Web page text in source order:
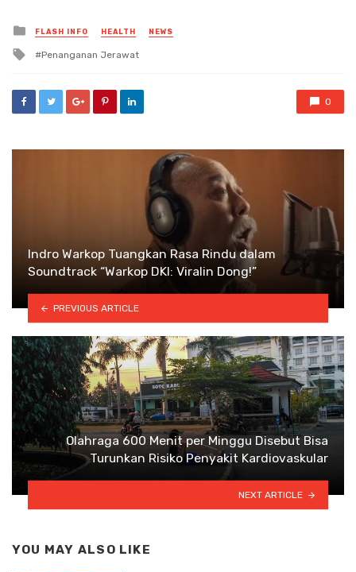
Posted
in
FLASH INFO HEALTH NEWS
Tagged
Penanganan Jerawat
0
Indro Warkop Tuangkan Rasa Rindu dalam
Soundtrack “Warkop DKI: Viralin Dong!”
PREVIOUS ARTICLE
Olahraga 600 Menit per Minggu Disebut Bisa
Turunkan Risiko Penyakit Kardiovaskular
NEXT ARTICLE
YOU MAY ALSO LIKE